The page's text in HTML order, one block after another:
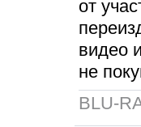
от
видео
не
BLU-